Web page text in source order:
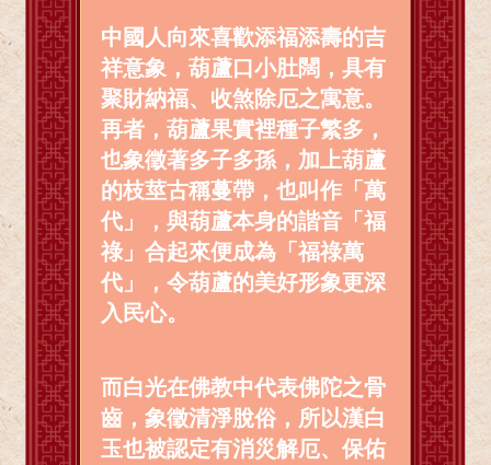
中國人向來喜歡添福添壽的吉
祥意象，葫蘆口小肚闊，具有
聚財納福、收煞除厄之寓意。
再者，葫蘆果實裡種子繁多，
也象徵著多子多孫，加上葫蘆
的枝莖古稱蔓帶，也叫作「萬
代」，與葫蘆本身的諧音「福
祿」合起來便成為「福祿萬
代」，令葫蘆的美好形象更深
入民心。
而白光在佛教中代表佛陀之骨
齒，象徵清淨脫俗，所以漢白
玉也被認定有消災解厄、保佑